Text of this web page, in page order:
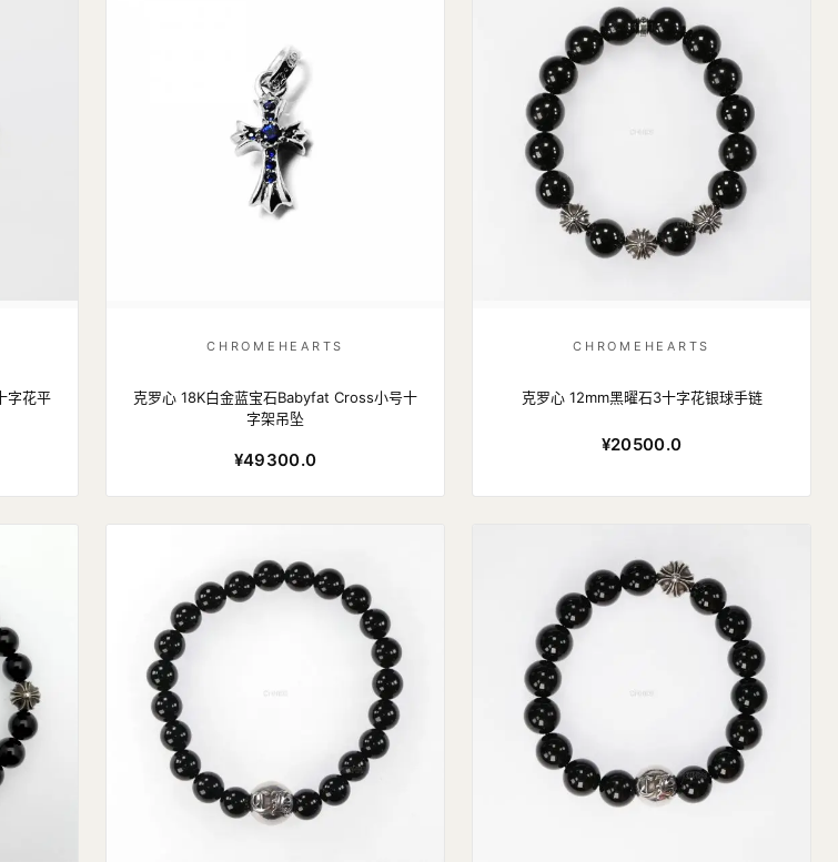
字花平
CHROMEHEARTS
克罗心 18K白金蓝宝石Babyfat Cross小号十
字架吊坠
¥49300.0
CHROMEHEARTS
克罗心 12mm黑曜石3十字花银球手链
¥20500.0